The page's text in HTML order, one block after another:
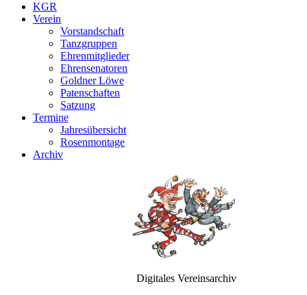
KGR
Verein
Vorstandschaft
Tanzgruppen
Ehrenmitglieder
Ehrensenatoren
Goldner Löwe
Patenschaften
Satzung
Termine
Jahresübersicht
Rosenmontage
Archiv
Digitales Vereinsarchiv